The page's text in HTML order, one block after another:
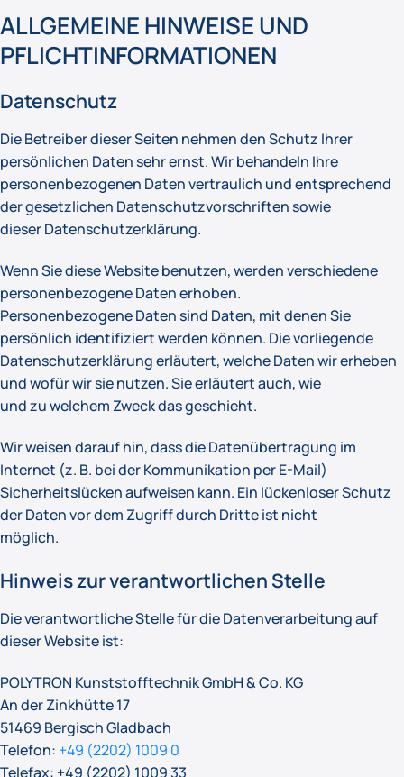
ALLGEMEINE HINWEISE UND
PFLICHTINFORMATIONEN
Datenschutz
Die Betreiber dieser Seiten nehmen den Schutz Ihrer
persönlichen Daten sehr ernst. Wir behandeln Ihre
personenbezogenen Daten vertraulich und entsprechend
der gesetzlichen Datenschutzvorschriften sowie
dieser Datenschutzerklärung.
Wenn Sie diese Website benutzen, werden verschiedene
personenbezogene Daten erhoben.
Personenbezogene Daten sind Daten, mit denen Sie
persönlich identifiziert werden können. Die vorliegende
Datenschutzerklärung erläutert, welche Daten wir erheben
und wofür wir sie nutzen. Sie erläutert auch, wie
und zu welchem Zweck das geschieht.
Wir weisen darauf hin, dass die Datenübertragung im
Internet (z. B. bei der Kommunikation per E-Mail)
Sicherheitslücken aufweisen kann. Ein lückenloser Schutz
der Daten vor dem Zugriff durch Dritte ist nicht
möglich.
Hinweis zur verantwortlichen Stelle
Die verantwortliche Stelle für die Datenverarbeitung auf
dieser Website ist:
POLYTRON Kunststofftechnik GmbH & Co. KG
An der Zinkhütte 17
51469 Bergisch Gladbach
Telefon: +49 (2202) 1009 0
Telefax: +49 (2202) 1009 33